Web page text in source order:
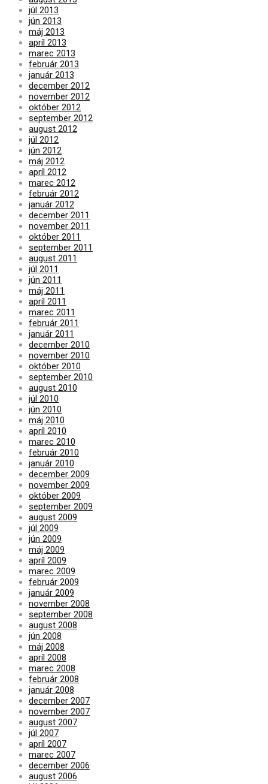
júl 2013
jún 2013
máj 2013
apríl 2013
marec 2013
február 2013
január 2013
december 2012
november 2012
október 2012
september 2012
august 2012
júl 2012
jún 2012
máj 2012
apríl 2012
marec 2012
február 2012
január 2012
december 2011
november 2011
október 2011
september 2011
august 2011
júl 2011
jún 2011
máj 2011
apríl 2011
marec 2011
február 2011
január 2011
december 2010
november 2010
október 2010
september 2010
august 2010
júl 2010
jún 2010
máj 2010
apríl 2010
marec 2010
február 2010
január 2010
december 2009
november 2009
október 2009
september 2009
august 2009
júl 2009
jún 2009
máj 2009
apríl 2009
marec 2009
február 2009
január 2009
november 2008
september 2008
august 2008
jún 2008
máj 2008
apríl 2008
marec 2008
február 2008
január 2008
december 2007
november 2007
august 2007
júl 2007
apríl 2007
marec 2007
december 2006
august 2006